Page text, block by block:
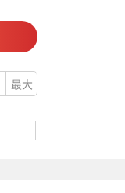
最大